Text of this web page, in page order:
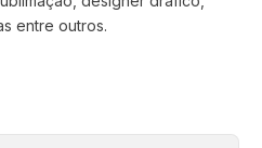
entre outros.